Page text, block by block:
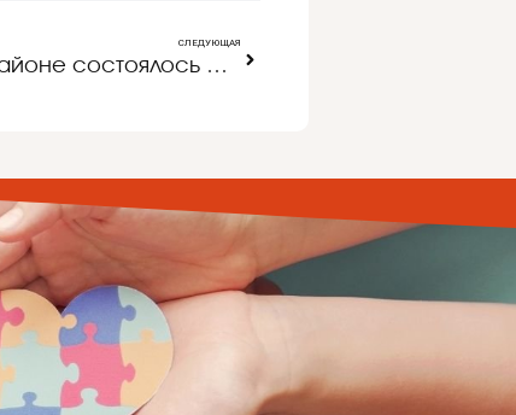
СЛЕДУЮЩАЯ
23 января в Ракитянском районе состоялось районное родительское собрание